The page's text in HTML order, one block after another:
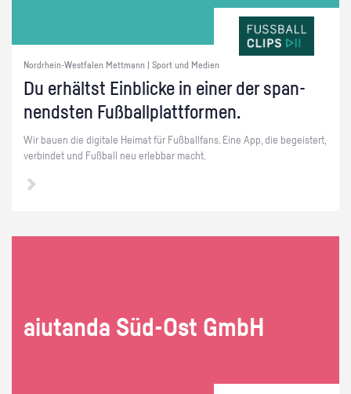
Nordrhein-Westfalen Mettmann | Sport und Medien
Du er­hältst Ein­bli­cke in einer der span­
nends­ten Fuß­ball­platt­for­men.
Wir bauen die di­gi­ta­le Hei­mat für Fuß­ball­fans. Eine App, die be­geis­tert,
ver­bin­det und Fuß­ball neu er­leb­bar macht.
ai­utan­da Süd-Ost GmbH